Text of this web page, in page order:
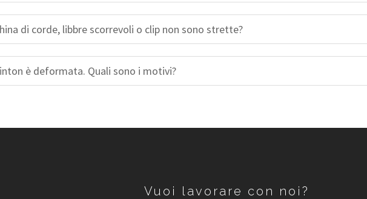
di corde, libbre scorrevoli o clip non sono strette?
è deformata. Quali sono i motivi?
Vuoi lavorare con noi?